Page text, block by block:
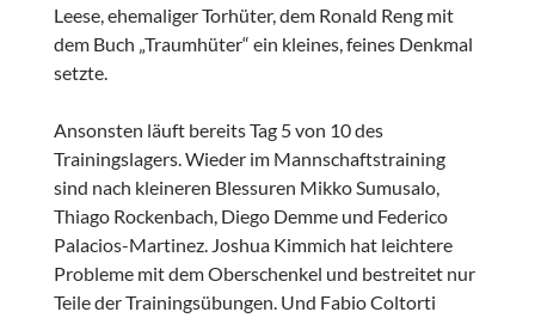
Leese, ehemaliger Torhüter, dem Ronald Reng mit
dem Buch „Traumhüter“ ein kleines, feines Denkmal
setzte.
Ansonsten läuft bereits Tag 5 von 10 des
Trainingslagers. Wieder im Mannschaftstraining
sind nach kleineren Blessuren Mikko Sumusalo,
Thiago Rockenbach, Diego Demme und Federico
Palacios-Martinez. Joshua Kimmich hat leichtere
Probleme mit dem Oberschenkel und bestreitet nur
Teile der Trainingsübungen. Und Fabio Coltorti